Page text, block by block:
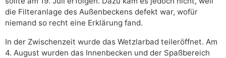
die Filteranlage des Außenbeckens defekt war, wofür
niemand so recht eine Erklärung fand.
In der Zwischenzeit wurde das Wetzlarbad teileröffnet. Am
4. August wurden das Innenbecken und der Spaßbereich